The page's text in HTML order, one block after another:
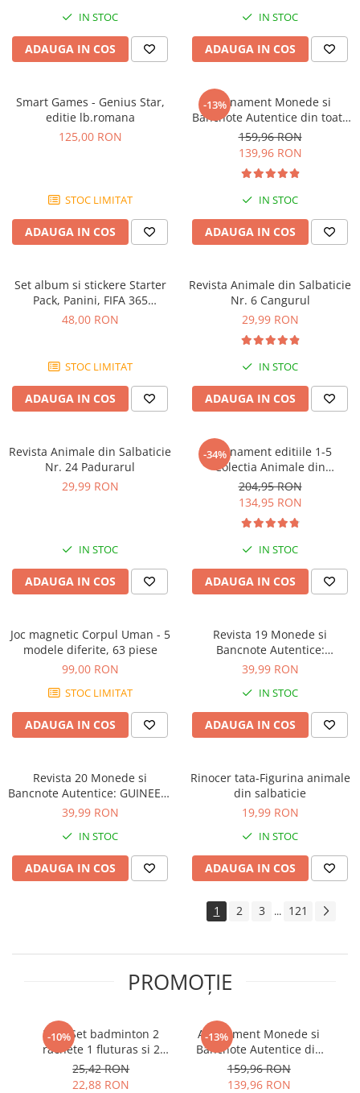
IN STOC
ADAUGA IN COS
IN STOC
ADAUGA IN COS
Smart Games - Genius Star,
editie lb.romana
125,00 RON
STOC LIMITAT
ADAUGA IN COS
-13%
Abonament Monede si
Bancnote Autentice din toata
lumea nr. 1 - 4
159,96 RON
139,96 RON
IN STOC
ADAUGA IN COS
Set album si stickere Starter
Pack, Panini, FIFA 365
Adrenalyne 2025-2026
48,00 RON
STOC LIMITAT
ADAUGA IN COS
Revista Animale din Salbaticie
Nr. 6 Cangurul
29,99 RON
IN STOC
ADAUGA IN COS
Revista Animale din Salbaticie
Nr. 24 Padurarul
29,99 RON
IN STOC
ADAUGA IN COS
-34%
Abonament editiile 1-5
Colectia Animale din
salbaticie
204,95 RON
134,95 RON
IN STOC
ADAUGA IN COS
Joc magnetic Corpul Uman - 5
modele diferite, 63 piese
99,00 RON
STOC LIMITAT
ADAUGA IN COS
Revista 19 Monede si
Bancnote Autentice:
SEYCHELLES
39,99 RON
IN STOC
ADAUGA IN COS
Revista 20 Monede si
Bancnote Autentice: GUINEEA-
BISSAU
39,99 RON
IN STOC
ADAUGA IN COS
Rinocer tata-Figurina animale
din salbaticie
19,99 RON
IN STOC
ADAUGA IN COS
1 2 3 ... 121
PROMOȚIE
-10%
Mini Set badminton 2
rachete 1 fluturas si 2
bile
25,42 RON
22,88 RON
-13%
Abonament Monede si
Bancnote Autentice din
toata lumea nr. 1 - 4
159,96 RON
139,96 RON